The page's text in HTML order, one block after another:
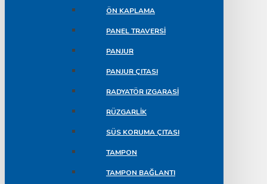
ÖN KAPLAMA
PANEL TRAVERSI
PANJUR
PANJUR ÇITASI
RADYATÖR IZGARASI
RÜZGARLIK
SÜS KORUMA ÇITASI
TAMPON
TAMPON BAĞLANTI